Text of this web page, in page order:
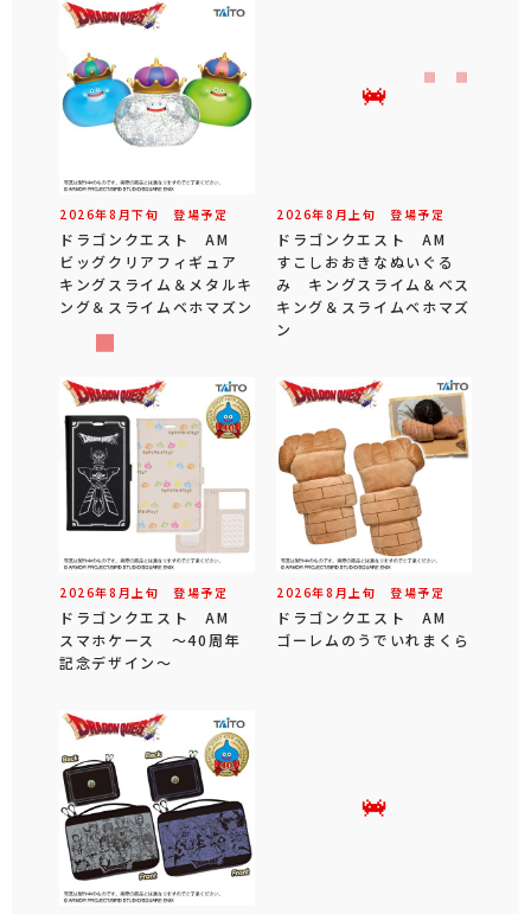
2026年8 月下旬 登場予定
ドラゴンクエスト AM
ビッグクリアフィギュア
キングスライム＆メタルキ
ング＆スライムベホマズン
2026年8 月 上旬 登場予定
ドラゴンクエスト AM
すこしおおきなぬいぐる
み キングスライム＆ベス
キング＆スライムベホマズ
ン
2026年8 月 上旬 登場予定
ドラゴンクエスト AM
スマホケース ～40周年
記念デザイン～
2026年8 月 上旬 登場予定
ドラゴンクエスト AM
ゴーレムのうでいれまくら